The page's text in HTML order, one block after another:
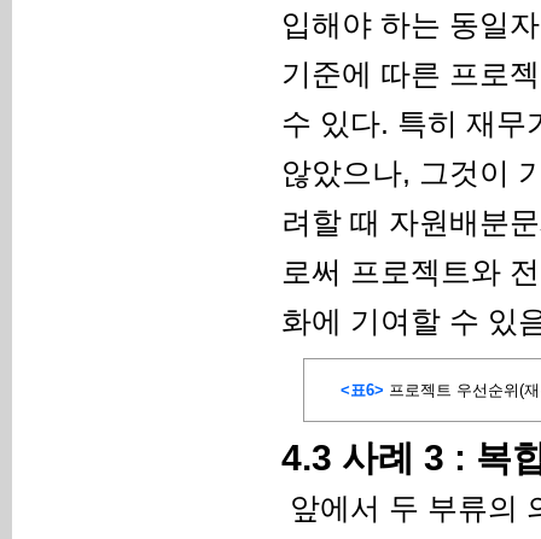
입해야 하는 동일
기준에 따른 프로
수 있다. 특히 재무
않았으나, 그것이
려할 때 자원배분
로써 프로젝트와
화에 기여할 수 있
<표6> 프로젝트 우선순위(
4.3 사례 3 : 복
앞에서 두 부류의